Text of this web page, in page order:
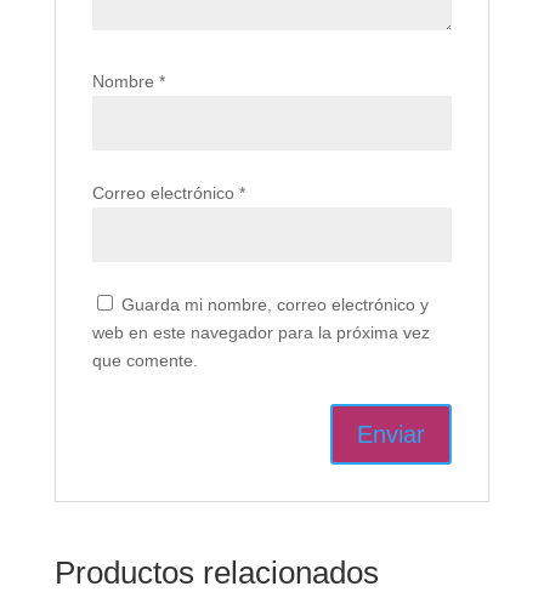
Nombre *
Correo electrónico *
Guarda mi nombre, correo electrónico y
web en este navegador para la próxima vez
que comente.
Productos relacionados